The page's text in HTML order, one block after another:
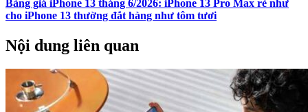
Bảng giá iPhone 13 tháng 6/2026: iPhone 13 Pro Max rẻ như
cho iPhone 13 thường đắt hàng như tôm tươi
Nội dung liên quan